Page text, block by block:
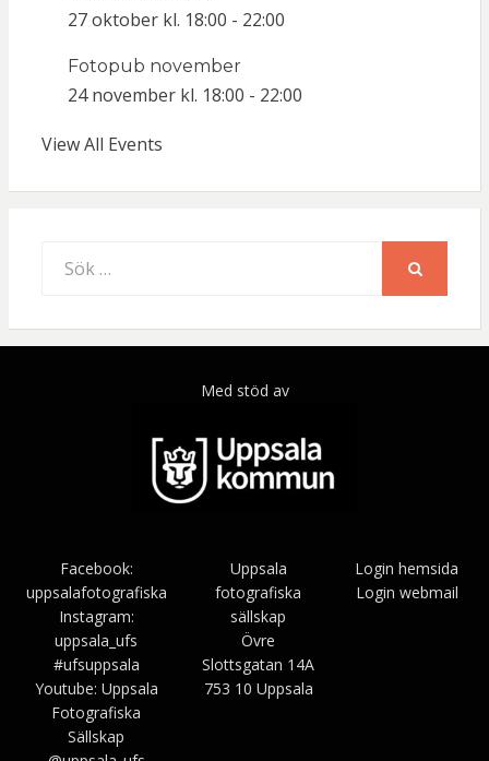
27 oktober kl. 18:00 - 22:00
Fotopub november
24 november kl. 18:00 - 22:00
View All Events
efter:
Med stöd av
Facebook:
uppsalafotografiska
Instagram:
uppsala_ufs
#ufsuppsala
Youtube: Uppsala
Fotografiska
Sällskap
Uppsala
fotografiska
sällskap
Övre
Slottsgatan 14A
753 10 Uppsala
Login hemsida
Login webmail